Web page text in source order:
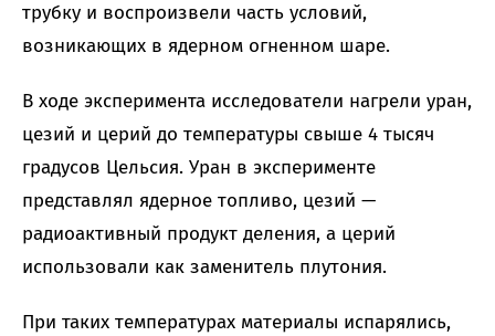
трубку и воспроизвели часть условий,
возникающих в ядерном огненном шаре.
В ходе эксперимента исследователи нагрели уран,
цезий и церий до температуры свыше 4 тысяч
градусов Цельсия. Уран в эксперименте
представлял ядерное топливо, цезий —
радиоактивный продукт деления, а церий
использовали как заменитель плутония.
При таких температурах материалы испарялись,